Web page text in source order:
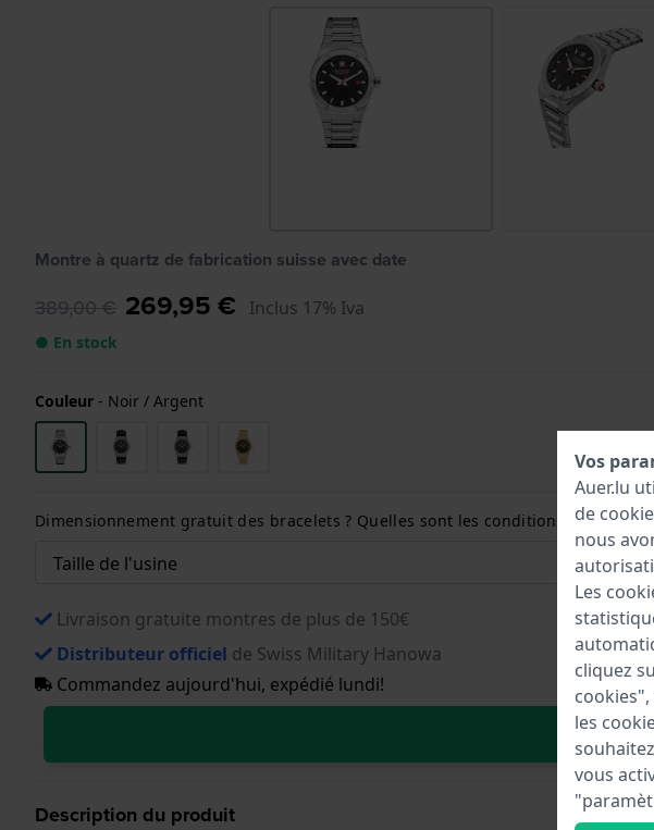
Montre à quartz de fabrication suisse avec date
389,00 € 269,95 € Inclus 17% Iva
● En stock
Couleur - Noir / Argent
Dimensionnement gratuit des bracelets ? Quelles sont les conditions et
Livraison gratuite montres de plus de 150€
Distributeur officiel de Swiss Military Hanowa
Commandez aujourd'hui, expédié lundi!
Description du produit
Vos
Auer.lu
de
nous
Les
cliquez
les
vous